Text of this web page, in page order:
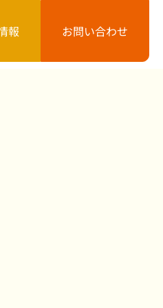
報 お問い合わせ